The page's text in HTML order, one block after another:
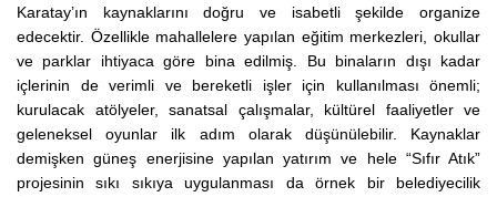
Karatay’ın kaynaklarını doğru ve isabetli şekilde organize
edecektir. Özellikle mahallelere yapılan eğitim merkezleri, okullar
ve parklar ihtiyaca göre bina edilmiş. Bu binaların dışı kadar
içlerinin de verimli ve bereketli işler için kullanılması önemli;
kurulacak atölyeler, sanatsal çalışmalar, kültürel faaliyetler ve
geleneksel oyunlar ilk adım olarak düşünülebilir. Kaynaklar
demişken güneş enerjisine yapılan yatırım ve hele “Sıfır Atık”
projesinin sıkı sıkıya uygulanması da örnek bir belediyecilik